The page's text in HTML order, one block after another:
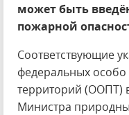
может быть
пожарной
Соответствующие
федеральных
территорий (ООПТ)
Министра